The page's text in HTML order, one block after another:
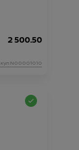
2 500.50